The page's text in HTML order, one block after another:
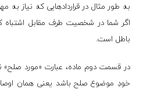
به طور مثال در قراردادهایی که نیاز به
اگر شما در شخصیت طرف مقابل اشتباه
باطل است.
در قسمت دوم ماده، عبارت «مورد صلح»
خودِ موضوع صلح باشد یعنی همان